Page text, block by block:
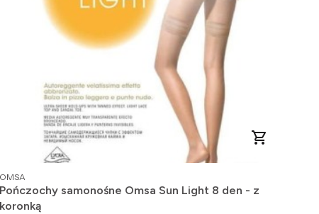
PRODUCENT
OMSA
Pończochy samonośne Omsa Sun Light 8 den - z
koronką